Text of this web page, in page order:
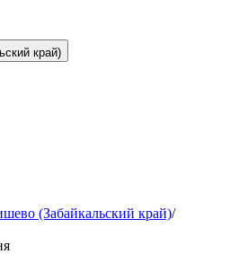
край)
(Забайкальский край)/